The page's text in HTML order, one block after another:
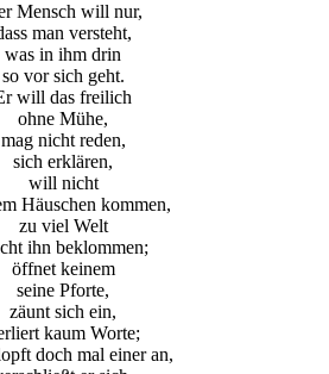
Mensch will nur,
man versteht,
was in ihm drin
so vor sich geht.
will das freilich
ohne Mühe,
mag nicht reden,
sich erklären,
will nicht
Häus­chen kommen,
zu viel Welt
ihn beklommen;
öff­net keinem
sei­ne Pforte,
zäunt sich ein,
kaum Worte;
doch mal einer an,